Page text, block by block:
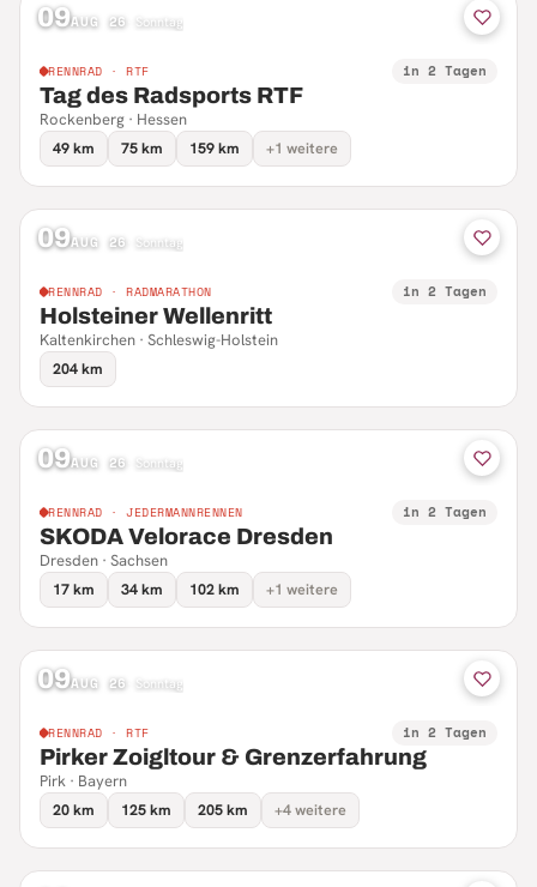
09AUG 26 Sonntag
RENNRAD · RTF in 2 Tagen
Tag des Radsports RTF
Rockenberg · Hessen
49 km
75 km 159 km +1 weitere
09AUG 26 Sonntag
RENNRAD · RADMARATHON in 2 Tagen
Holsteiner Wellenritt
Kaltenkirchen · Schleswig-Holstein
204 km
09AUG 26 Sonntag
RENNRAD · JEDERMANNRENNEN in 2 Tagen
SKODA Velorace Dresden
Dresden · Sachsen
17 km
34 km 102 km +1 weitere
09AUG 26 Sonntag
RENNRAD · RTF in 2 Tagen
Pirker Zoigltour & Grenzerfahrung
Pirk · Bayern
20 km
125 km 205 km +4 weitere